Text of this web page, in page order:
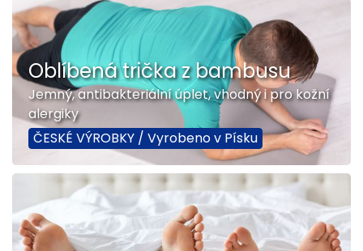
Oblíbená trička z bambusu
Jemný, antibakteriální úplet, vhodný i pro kožní
alergiky
ČESKÉ VÝROBKY / Vyrobeno v Písku